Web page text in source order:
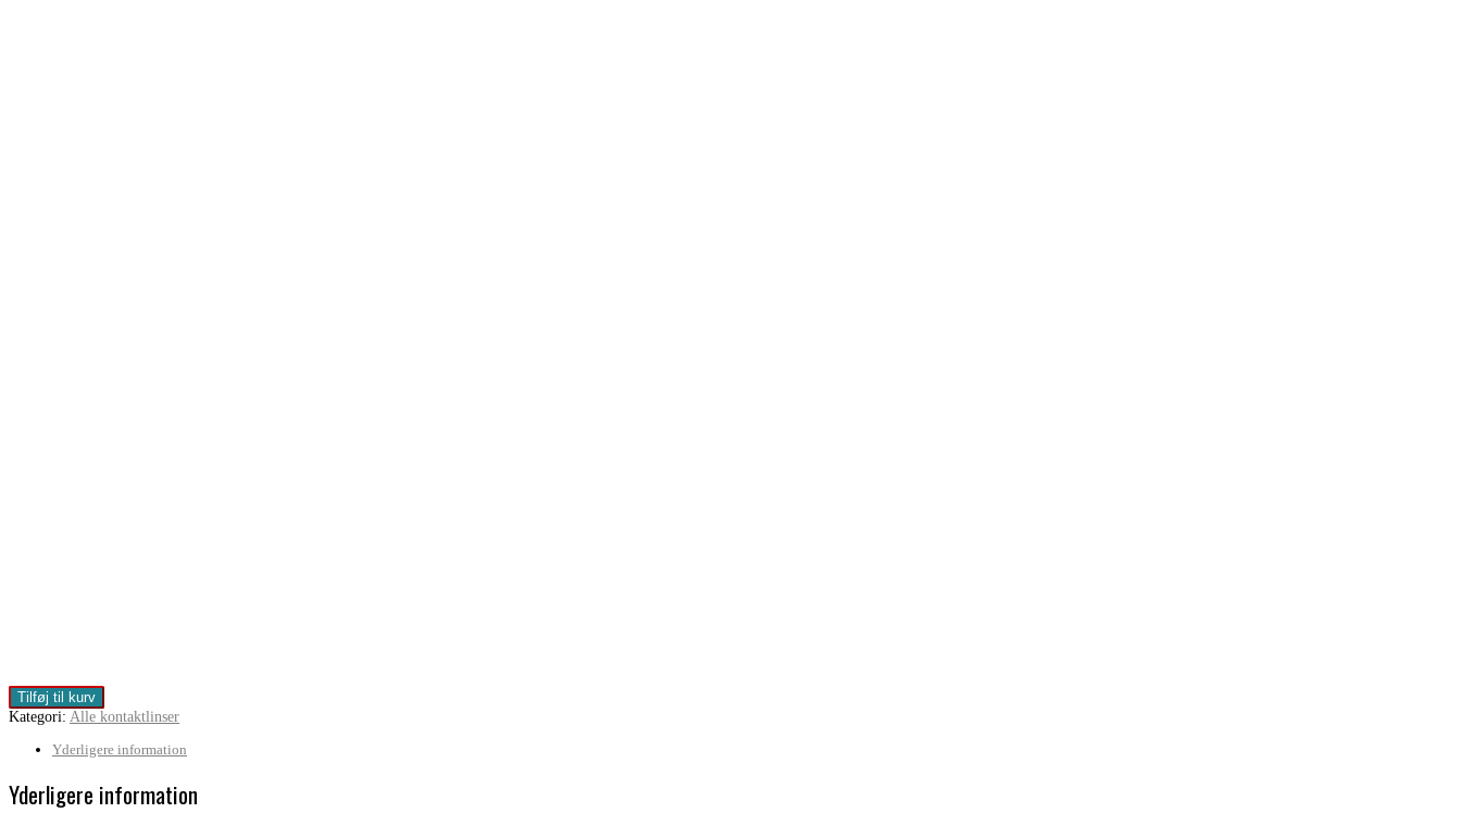
Johnson
&
Johnson
Moist(90
Tilføj til kurv
Kategori: Alle kontaktlinser
Yderligere information
Yderligere information